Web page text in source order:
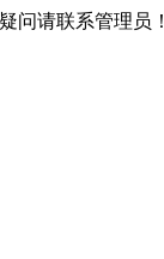
问请联系管理员！